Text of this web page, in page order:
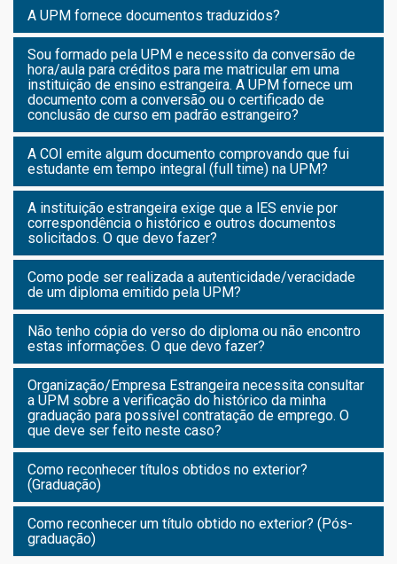
A UPM fornece documentos traduzidos?
Sou formado pela UPM e necessito da conversão de
hora/aula para créditos para me matricular em uma
instituição de ensino estrangeira. A UPM fornece um
documento com a conversão ou o certificado de
conclusão de curso em padrão estrangeiro?
A COI emite algum documento comprovando que fui
estudante em tempo integral (full time) na UPM?
A instituição estrangeira exige que a lES envie por
correspondência o histórico e outros documentos
solicitados. O que devo fazer?
Como pode ser realizada a autenticidade/veracidade
de um diploma emitido pela UPM?
Não tenho cópia do verso do diploma ou não encontro
estas informações. O que devo fazer?
Organização/Empresa Estrangeira necessita consultar
a UPM sobre a verificação do histórico da minha
graduação para possível contratação de emprego. O
que deve ser feito neste caso?
Como reconhecer títulos obtidos no exterior?
(Graduação)
Como reconhecer um título obtido no exterior? (Pós-
graduação)